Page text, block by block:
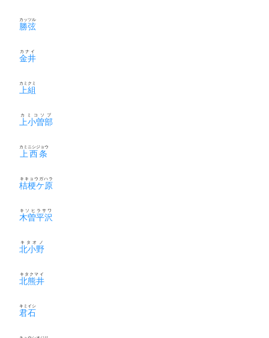
勝弦
カッツル
金井
カナイ
上組
カミクミ
上小曽部
カミコソブ
上西条
カミニシジョウ
桔梗ケ原
キキョウガハラ
木曽平沢
キソヒラサワ
北小野
キタオノ
北熊井
キタクマイ
君石
キミイシ